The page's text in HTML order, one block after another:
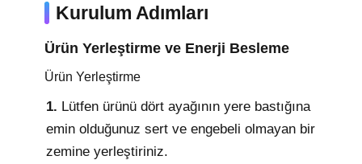
Kurulum Adımları
Ürün Yerleştirme ve Enerji Besleme
Ürün Yerleştirme
1. Lütfen ürünü dört ayağının yere bastığına
emin olduğunuz sert ve engebeli olmayan bir
zemine yerleştiriniz.